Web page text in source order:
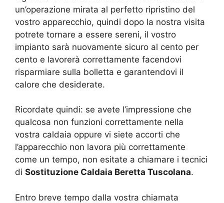
un’operazione mirata al perfetto ripristino del
vostro apparecchio, quindi dopo la nostra visita
potrete tornare a essere sereni, il vostro
impianto sarà nuovamente sicuro al cento per
cento e lavorerà correttamente facendovi
risparmiare sulla bolletta e garantendovi il
calore che desiderate.
Ricordate quindi: se avete l’impressione che
qualcosa non funzioni correttamente nella
vostra caldaia oppure vi siete accorti che
l’apparecchio non lavora più correttamente
come un tempo, non esitate a chiamare i tecnici
di Sostituzione Caldaia Beretta Tuscolana.
Entro breve tempo dalla vostra chiamata